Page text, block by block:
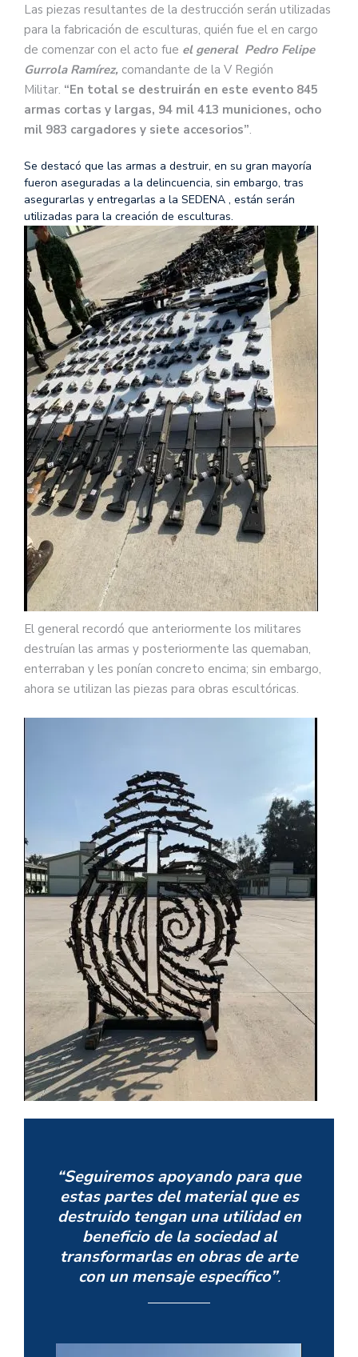
Las piezas resultantes de la destrucción serán utilizadas
para la fabricación de esculturas, quién fue el en cargo
de comenzar con el acto fue el general Pedro Felipe
Gurrola Ramírez, comandante de la V Región
Militar. “En total se destruirán en este evento 845
armas cortas y largas, 94 mil 413 municiones, ocho
mil 983 cargadores y siete accesorios”.
Se destacó que las armas a destruir, en su gran mayoría
fueron aseguradas a la delincuencia, sin embargo, tras
asegurarlas y entregarlas a la SEDENA , están serán
utilizadas para la creación de esculturas.
El general recordó que anteriormente los militares
destruían las armas y posteriormente las quemaban,
enterraban y les ponían concreto encima; sin embargo,
ahora se utilizan las piezas para obras escultóricas.
“Seguiremos apoyando para que
estas partes del material que es
destruido tengan una utilidad en
beneficio de la sociedad al
transformarlas en obras de arte
con un mensaje específico”.